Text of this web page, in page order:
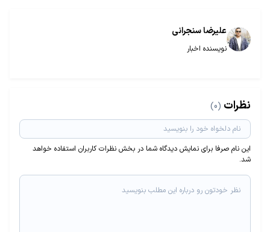
علیرضا سنجرانی
نویسنده اخبار
نظرات (0)
این نام صرفا برای نمایش دیدگاه شما در بخش نظرات کاربران استفاده خواهد
شد.